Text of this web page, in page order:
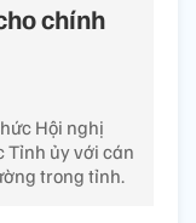
chính
Hội nghị
Tỉnh ủy với cán
trong tỉnh.